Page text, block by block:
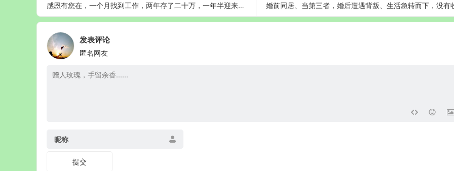
感恩有您在，一个月找到工作，两年存了二十万，一年半迎来重大突破
婚前同居、当第三者，婚后遭遇背叛、生活急转而下，没有收入，又苦又
发表评论
匿名网友
昵称